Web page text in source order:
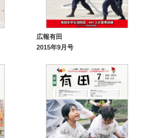
広報有田
2015年9月号